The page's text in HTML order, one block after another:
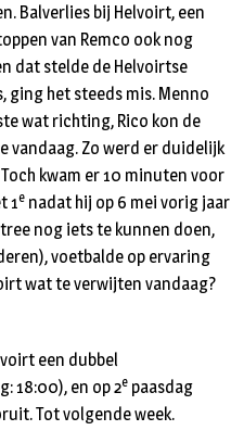
Balverlies bij Helvoirt, een
van Remco ook nog
dat stelde de Helvoirtse
ging het steeds mis. Menno
wat richting, Rico kon de
vandaag. Zo werd er duidelijk
kwam er 10 minuten voor
1e nadat hij op 6 mei vorig jaar
nog iets te kunnen doen,
voetbalde op ervaring
wat te verwijten vandaag?
een dubbel
18:00), en op 2e paasdag
Tot volgende week.